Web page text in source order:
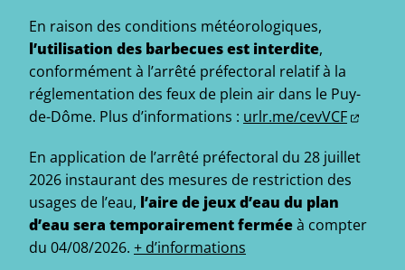
contenu
En raison des conditions météorologiques,
l’utilisation des barbecues est interdite,
conformément à l’arrêté préfectoral relatif à la
réglementation des feux de plein air dans le Puy-
de-Dôme. Plus d’informations : urlr.me/cevVCF
En application de l’arrêté préfectoral du 28 juillet
2026 instaurant des mesures de restriction des
usages de l’eau, l’aire de jeux d’eau du plan
d’eau sera temporairement ferméeà compter
du 04/08/2026. + d’informations